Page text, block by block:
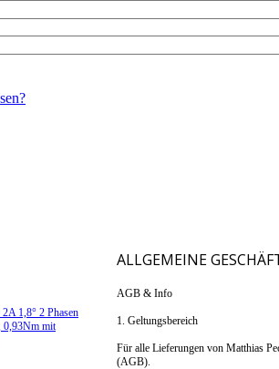
1,8° 2 Phasen
0,93Nm mit
ALLGEMEINE
AGB & Info
1. Geltungsbereich
Für alle Lieferungen von Matthias
(AGB).